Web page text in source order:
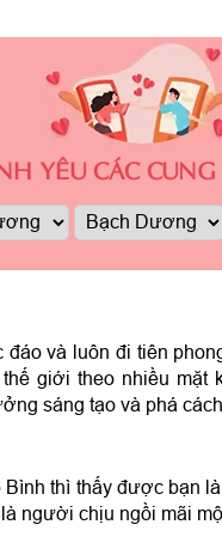
YÊU CÁC
và luôn đi tiên
giới theo nhiều mặt
sáng tạo và phá cách.
thì thấy được bạn
người chịu ngồi mãi